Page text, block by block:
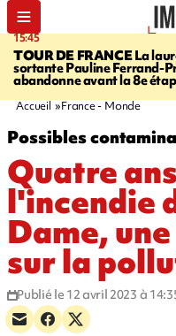
15:45
TOUR DE FRANCELa
sortante Pauline Ferrand-
abandonne avant la 8e
Accueil France - Monde
Possibles
Quatre
l'incendie
Dame,
sur la
Publié le 12 avril 2023 à